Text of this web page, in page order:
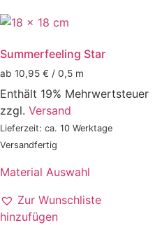
Summerfeeling Star
ab 10,95 € / 0,5 m
Enthält 19% Mehrwertsteuer
zzgl. Versand
Lieferzeit: ca. 10 Werktage
Versandfertig
Material Auswahl
Zur Wunschliste
hinzufügen